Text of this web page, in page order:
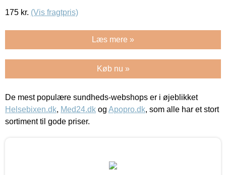
175 kr. (Vis fragtpris)
Læs mere »
Køb nu »
De mest populære sundheds-webshops er i øjeblikket
Helsebixen.dk, Med24.dk og Apopro.dk, som alle har et stort
sortiment til gode priser.